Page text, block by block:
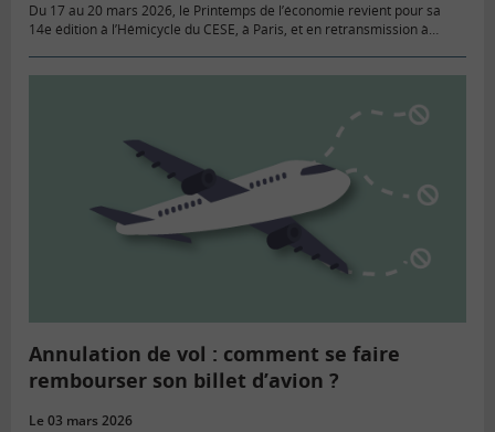
Du 17 au 20 mars 2026, le Printemps de l’économie revient pour sa
14e édition à l’Hémicycle du CESE, à Paris, et en retransmission à
Annulation de vol : comment se faire
rembourser son billet d’avion ?
Le 03 mars 2026